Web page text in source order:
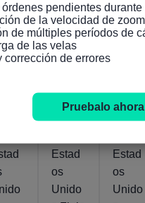
07
Abr.,
próxim
o año
(Julio)
14.03M
Barriles/día
07
Jul.,
(Julio)
Pies
Estad
os
Unido
Estad
os
Unido
pendientes
de la velocidad de
de múltiples períodos de
de las velas
corrección de errores
Pruebalo ahora